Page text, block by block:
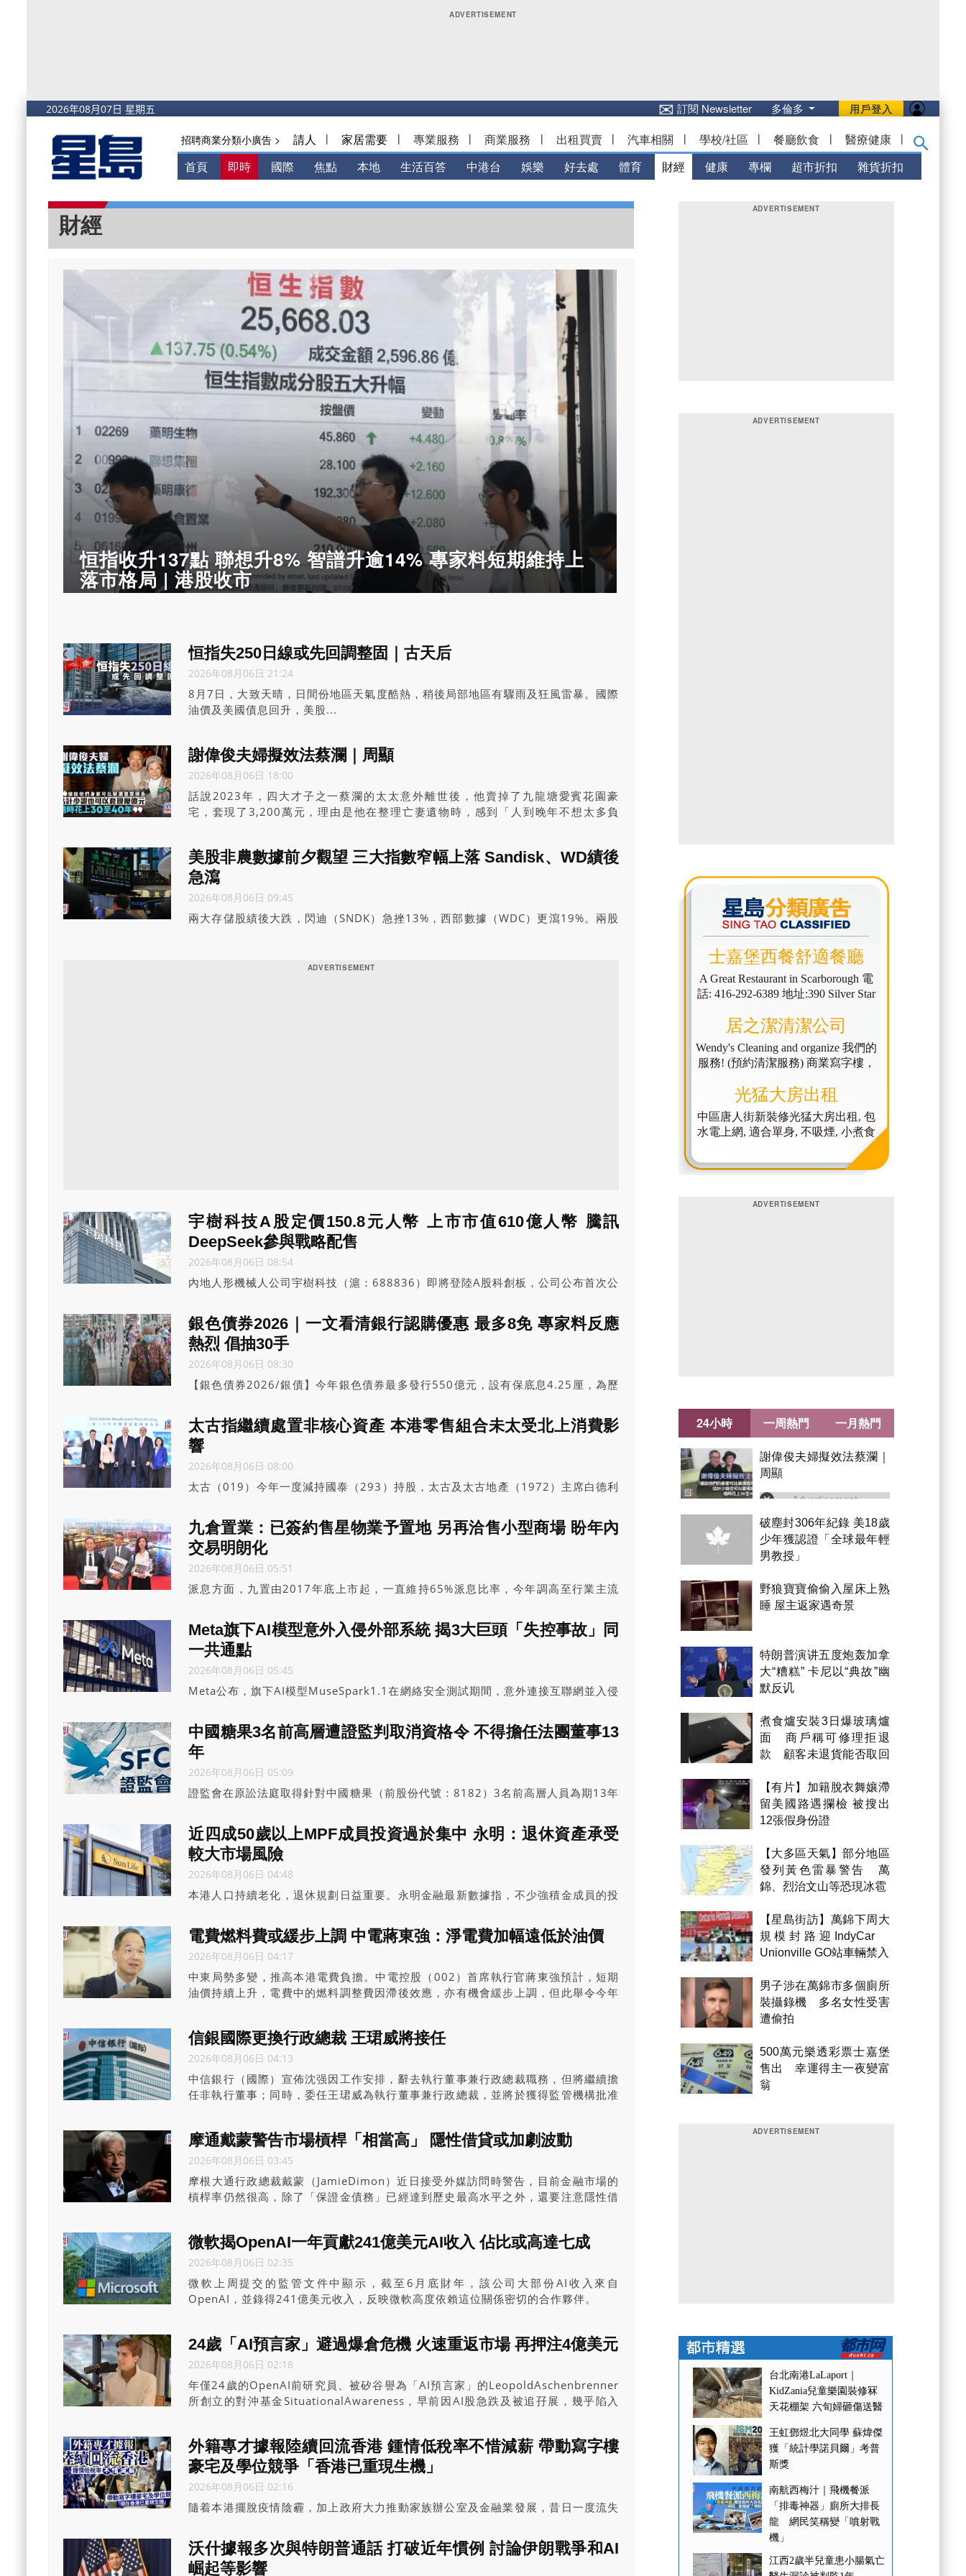
用戶登入
✉訂閱 Newsletter 多倫多
招聘商業分類小廣告 > 請人 | 家居需要 | 專業服務 | 商業服務 | 出租買賣 | 汽車相關 | 學校/社區 | 餐廳飲食 | 醫療健康 |
首頁 即時 國際 焦點 本地 生活百答 中港台 娛樂 好去處 體育 財經 健康 專欄 超市折扣 雜貨折扣
財經
恒指收升137點 聯想升8% 智譜升逾14% 專家料短期維持上
落市格局 | 港股收市
恒指失250日線或先回調整固｜古天后
2026年08月06日 21:24
8月7日，大致天晴，日間份地區天氣度酷熱，稍後局部地區有驟雨及狂風雷暴。國際
油價及美國債息回升，美股...
謝偉俊夫婦擬效法蔡瀾｜周顯
2026年08月06日 18:00
話說2023年，四大才子之一蔡瀾的太太意外離世後，他賣掉了九龍塘愛賓花園豪
宅，套現了3,200萬元，理由是他在整理亡妻遺物時，感到「人到晚年不想太多負
美股非農數據前夕觀望 三大指數窄幅上落 Sandisk、WD績後
急瀉
2026年08月06日 09:45
兩大存儲股績後大跌，閃迪（SNDK）急挫13%，西部數據（WDC）更瀉19%。兩股
宇樹科技A股定價150.8元人幣 上市市值610億人幣 騰訊
DeepSeek參與戰略配售
2026年08月06日 08:54
內地人形機械人公司宇樹科技（滬：688836）即將登陸A股科創板，公司公布首次公
以公開發行約4,044.6萬股新股計，集資額約為61億元，較原先預期集資額42億元為
高。上市市值約為609.9億元。
銀色債券2026｜一文看清銀行認購優惠 最多8免 專家料反應
熱烈 倡抽30手
2026年08月06日 08:30
【銀色債券2026/銀債】今年銀色債券最多發行550億元，設有保底息4.25厘，為歷
能力的老友記，可抽20至30手。
太古指繼續處置非核心資產 本港零售組合未太受北上消費影
響
2026年08月06日 08:00
太古（019）今年一度減持國泰（293）持股，太古及太古地產（1972）主席白德利
亦彰顯對香港國際航空樞紐定位的長期支持。
九倉置業：已簽約售星物業予置地 另再洽售小型商場 盼年內
交易明朗化
2026年08月06日 05:51
派息方面，九置由2017年底上市起，一直維持65%派息比率，今年調高至行業主流
打包票十幾廿年不變，但目前商地市場走勢平穩，90%派息有條件穩守。」
Meta旗下AI模型意外入侵外部系統 揭3大巨頭「失控事故」同
一共通點
2026年08月06日 05:45
Meta公布，旗下AI模型MuseSpark1.1在網絡安全測試期間，意外連接互聯網並入侵
能否有效控制具自主行動能力的模型。
中國糖果3名前高層遭證監判取消資格令 不得擔任法團董事13
年
2026年08月06日 05:09
證監會在原訟法庭取得針對中國糖果（前股份代號：8182）3名前高層人員為期13年
師並掩飾該公司的真實財務狀況，從而大幅誇大該公司的現金及銀行結餘。
近四成50歲以上MPF成員投資過於集中 永明：退休資產承受
較大市場風險
2026年08月06日 04:48
本港人口持續老化，退休規劃日益重要。永明金融最新數據指，不少強積金成員的投
一市場或資產類別的基金，值得關注的是，當中有近四成（38.9%）為50歲或以上的
人士。這反映部分臨近退休人士的投資組合風險仍過於集中，一旦市場出現波動，其
退休資產或面臨較大風險。
電費燃料費或緩步上調 中電蔣東強：淨電費加幅遠低於油價
2026年08月06日 04:17
中東局勢多變，推高本港電費負擔。中電控股（002）首席執行官蔣東強預計，短期
油價持續上升，電費中的燃料調整費因滯後效應，亦有機會緩步上調，但此舉令今年
信銀國際更換行政總裁 王珺威將接任
2026年08月06日 04:13
中信銀行（國際）宣佈沈强因工作安排，辭去執行董事兼行政總裁職務，但將繼續擔
任非執行董事；同時，委任王珺威為執行董事兼行政總裁，並將於獲得監管機構批准
摩通戴蒙警告市場槓桿「相當高」 隱性借貸或加劇波動
2026年08月06日 03:45
摩根大通行政總裁戴蒙（JamieDimon）近日接受外媒訪問時警告，目前金融市場的
槓桿率仍然很高，除了「保證金債務」已經達到歷史最高水平之外，還要注意隱性借
微軟揭OpenAI一年貢獻241億美元AI收入 佔比或高達七成
2026年08月06日 02:35
微軟上周提交的監管文件中顯示，截至6月底財年，該公司大部份AI收入來自
OpenAI，並錄得241億美元收入，反映微軟高度依賴這位關係密切的合作夥伴。
24歲「AI預言家」避過爆倉危機 火速重返市場 再押注4億美元
2026年08月06日 02:18
年僅24歲的OpenAI前研究員、被矽谷譽為「AI預言家」的LeopoldAschenbrenner
所創立的對沖基金SituationalAwareness，早前因AI股急跌及被追孖展，幾乎陷入
交易已於周二完成。
外籍專才據報陸續回流香港 鍾情低稅率不惜減薪 帶動寫字樓
豪宅及學位競爭「香港已重現生機」
2026年08月06日 02:16
隨着本港擺脫疫情陰霾，加上政府大力推動家族辦公室及金融業發展，昔日一度流失
前景向好等利好因素吸引下，數以千計的金融及白領專才重投香江懷抱。這股「回流
潮」不但令中環甲級寫字樓人氣回暖，更直接帶動傳統豪宅區租金急升；頂尖國際學
校的學位競爭亦趨白熱化，即使購買學校債券亦一位難求。
沃什據報多次與特朗普通話 打破近年慣例 討論伊朗戰爭和AI
崛起等影響
24小時
謝偉俊夫婦擬效法蔡瀾｜
周顯
Advertisement
破塵封306年紀錄 美18歲
少年獲認證「全球最年輕
男教授」
野狼寶寶偷偷入屋床上熟
睡 屋主返家遇奇景
特朗普演讲五度炮轰加拿
大“糟糕” 卡尼以“典故”幽
默反讥
煮食爐安裝3日爆玻璃爐
面 商戶稱可修理拒退
款 顧客未退貨能否取回
【有片】加籍脫衣舞孃滯
留美國路遇攔檢 被搜出
12張假身份證
【大多區天氣】部分地區
發列黃色雷暴警告 萬
錦、烈治文山等恐現冰雹
【星島街訪】萬錦下周大
規模封路迎IndyCar
Unionville GO站車輛禁入
男子涉在萬錦市多個廁所
裝攝錄機 多名女性受害
遭偷拍
500萬元樂透彩票士嘉堡
售出 幸運得主一夜變富
翁
一周熱門 一月熱門